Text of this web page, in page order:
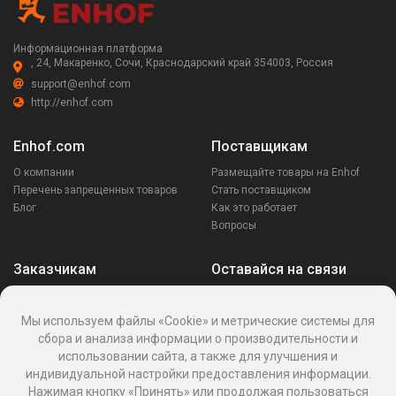
Информационная платформа
, 24, Макаренко, Сочи, Краснодарский край 354003, Россия
support@enhof.com
http://enhof.com
Enhof.com
О компании
Перечень запрещенных товаров
Блог
Поставщикам
Размещайте товары на Enhof
Стать поставщиком
Как это работает
Вопросы
Заказчикам
Ваши запросы
Написать поставщику
Написать в поддержку
Реквизиты
Оставайся на связи
Мы используем файлы «Cookie» и метрические системы для
сбора и анализа информации о производительности и
использовании сайта, а также для улучшения и
индивидуальной настройки предоставления информации.
Нажимая кнопку «Принять» или продолжая пользоваться